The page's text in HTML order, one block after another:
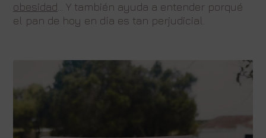
obesidad … Y también ayuda a entender porqué
el pan de hoy en día es tan perjudicial.